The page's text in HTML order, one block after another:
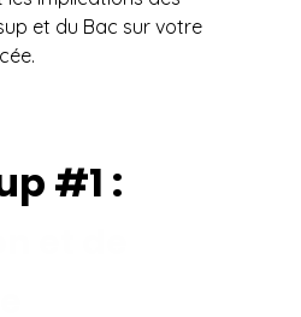
et du Bac sur votre
#1 :